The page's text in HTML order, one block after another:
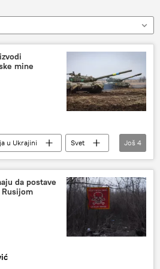
mine
u Ukrajini
Svet
– vesti
protivpešadijske mine
Još 4
da postave